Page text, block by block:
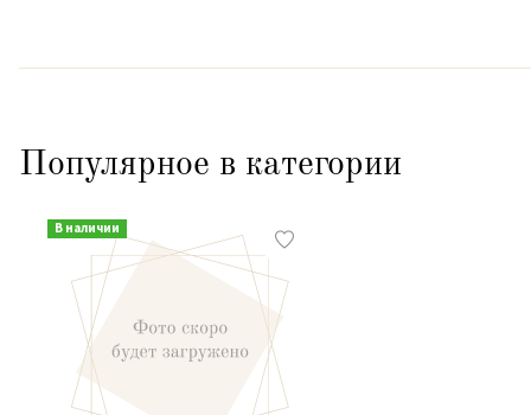
Популярное в категории
В наличии